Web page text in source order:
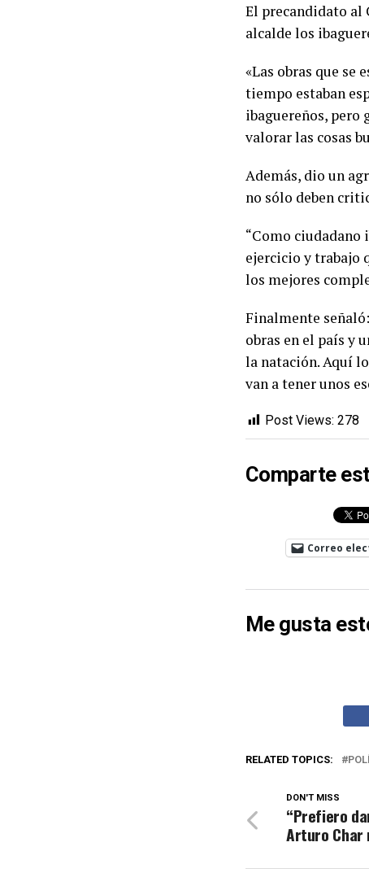
El precandidato al
alcalde los
«Las obras que se
tiempo estaban
ibaguereños, pero
valorar las cosas
Además, dio un
no sólo deben
“Como ciudadano
ejercicio y trabajo
los mejores
Finalmente
obras en el país y
la natación. Aquí
van a tener unos
Post Views: 278
Comparte
Correo
Me gusta
RELATED TOPICS:
DON'T MISS
“Prefiero
Arturo Char